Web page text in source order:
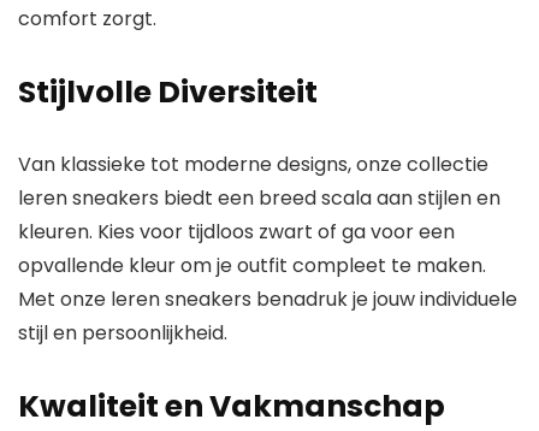
comfort zorgt.
Stijlvolle Diversiteit
Van klassieke tot moderne designs, onze collectie
leren sneakers biedt een breed scala aan stijlen en
kleuren. Kies voor tijdloos zwart of ga voor een
opvallende kleur om je outfit compleet te maken.
Met onze leren sneakers benadruk je jouw individuele
stijl en persoonlijkheid.
Kwaliteit en Vakmanschap